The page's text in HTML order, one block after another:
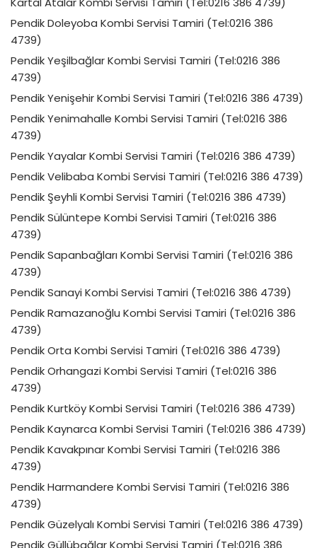
Pendik Doleyoba Kombi Servisi Tamiri (Tel:0216 386
4739)
Pendik Yeşilbağlar Kombi Servisi Tamiri (Tel:0216 386
4739)
Pendik Yenişehir Kombi Servisi Tamiri (Tel:0216 386 4739)
Pendik Yenimahalle Kombi Servisi Tamiri (Tel:0216 386
4739)
Pendik Yayalar Kombi Servisi Tamiri (Tel:0216 386 4739)
Pendik Velibaba Kombi Servisi Tamiri (Tel:0216 386 4739)
Pendik Şeyhli Kombi Servisi Tamiri (Tel:0216 386 4739)
Pendik Sülüntepe Kombi Servisi Tamiri (Tel:0216 386
4739)
Pendik Sapanbağları Kombi Servisi Tamiri (Tel:0216 386
4739)
Pendik Sanayi Kombi Servisi Tamiri (Tel:0216 386 4739)
Pendik Ramazanoğlu Kombi Servisi Tamiri (Tel:0216 386
4739)
Pendik Orta Kombi Servisi Tamiri (Tel:0216 386 4739)
Pendik Orhangazi Kombi Servisi Tamiri (Tel:0216 386
4739)
Pendik Kurtköy Kombi Servisi Tamiri (Tel:0216 386 4739)
Pendik Kaynarca Kombi Servisi Tamiri (Tel:0216 386 4739)
Pendik Kavakpınar Kombi Servisi Tamiri (Tel:0216 386
4739)
Pendik Harmandere Kombi Servisi Tamiri (Tel:0216 386
4739)
Pendik Güzelyalı Kombi Servisi Tamiri (Tel:0216 386 4739)
Pendik Güllübağlar Kombi Servisi Tamiri (Tel:0216 386